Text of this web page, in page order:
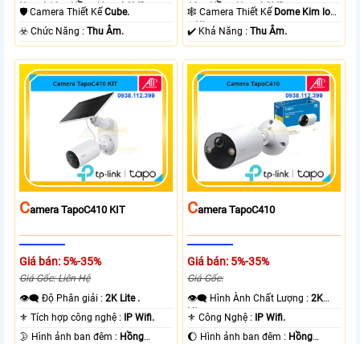
Ngoại 10m Hồng Ngoại SMD.
🛡 Camera Thiết KếCube.
️☣️ Chức Năng :Thu Âm.
10m Hồng Ngoại SMD.
🕸️ Camera Thiết Kế Dome Kim loại
+ Nhựa.
️✔️ Khả Năng :Thu Âm.
CAmera TapoC410 KIT
Giá bán: 5%-35%
Giá Gốc: Liên Hệ
👁️‍🗨 Độ Phân giải :2K Lite .
⚜️ Tích hợp công nghệ :
IP Wifi.
🌛 Hình ảnh ban đêm : Hồng
CAmera TapoC410
Giá bán: 5%-35%
Giá Gốc:
👁️‍🗨 Hình Ành Chất Lượng :2K
Lite .
⚜️ Công Nghệ :
IP Wifi.
🌔 Hình ảnh ban đêm : Hồng